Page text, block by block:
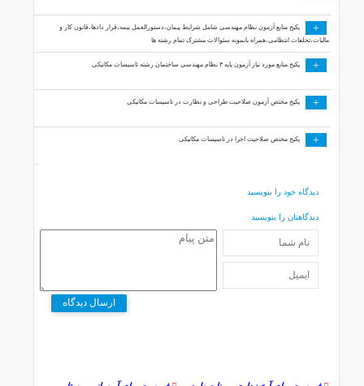
+
پکیج منابع آزمون نظام مهندسی شامل شرایط پیمان،دستورالعمل بیمه،قرار دادها،قانون کار و
مالیات،تخلفات انتظامی،همراه بانمونه سئوالات مشترک تمام رشته ها
+ پکیج منابع مورد نیاز آزمون پایه ۳ نظام مهندسی ساختمان رشته تاسیسات مکانیکی
+ پکیج مختص آزمون صلاحیت طراحی و نظارت در تاسیسات مکانیکی
+ پکیج مختص صلاحیت اجرا در تاسیسات مکانیکی
دیدگاه خود را بنویسید
دیدگاهتان را بنویسید
ارسال دیدگاه